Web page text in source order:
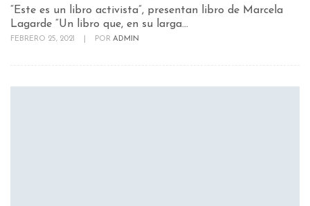
“Este es un libro activista”, presentan libro de Marcela
Lagarde “Un libro que, en su larga...
FEBRERO 25, 2021 POR ADMIN